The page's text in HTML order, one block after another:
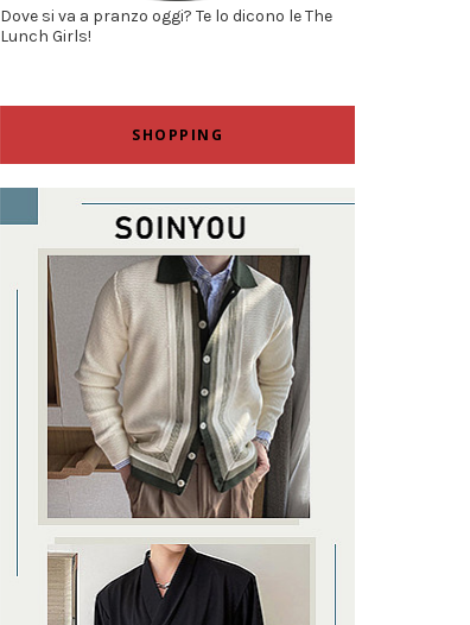
Dove si va a pranzo oggi? Te lo dicono le The
Lunch Girls!
SHOPPING